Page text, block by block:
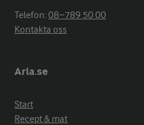
Telefon:08−789 50 00
Kontakta oss
Arla.se
Start
Recept & mat